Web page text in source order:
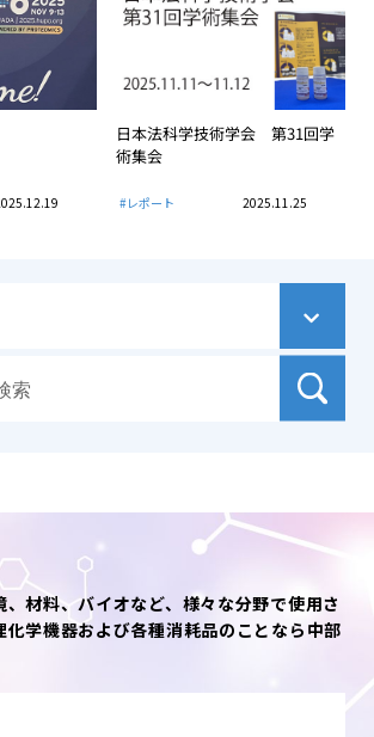
日本法科学技術学会 第31回学
術集会
#レポート 2025.11.25
、材料、バイオなど、様々な分野で使用さ
化学機器および各種消耗品のことなら中部